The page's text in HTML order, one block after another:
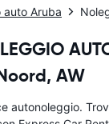
auto Aruba
AW
autonoleggio.